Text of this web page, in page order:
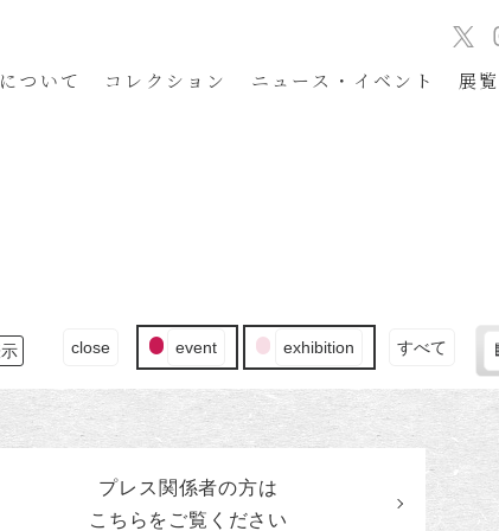
について コレクション ニュース・イベント 展
ン
ト
close event exhibition すべて
プレス関係者の方は
こちらをご覧ください